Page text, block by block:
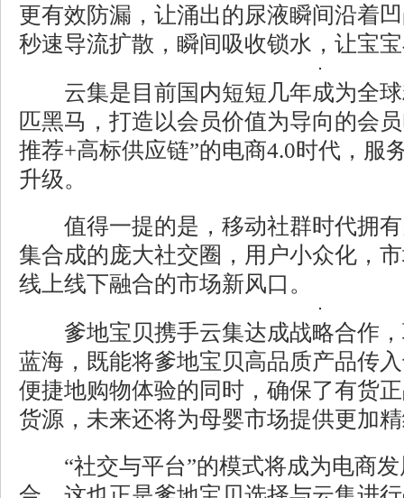
更有效防漏，让涌出的尿液瞬间沿着
秒速导流扩散，瞬间吸收锁水，让宝
云集是目前国内短短几年成为全球
匹黑马，打造以会员价值为导向的会
推荐+高标供应链”的电商4.0时代，服
升级。
值得一提的是，移动社群时代拥有
集合成的庞大社交圈，用户小众化，
线上线下融合的市场新风口。
爹地宝贝携手云集达成战略合作，
蓝海，既能将爹地宝贝高品质产品传
便捷地购物体验的同时，确保了有货
货源，未来还将为母婴市场提供更加
“社交与平台”的模式将成为电商发